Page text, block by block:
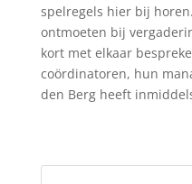
spelregels hier bij
ontmoeten bij
kort met elkaar
coördinatoren, hun
den Berg heeft